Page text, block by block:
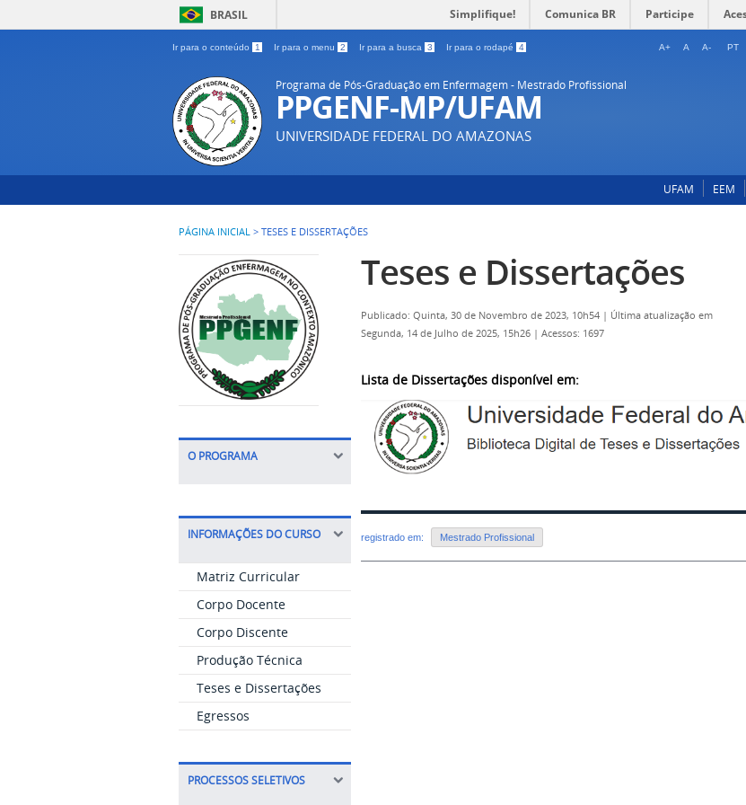
BRASIL Simplifique! Comunica BR Participe
Ir para o conteúdo 1 Ir para o menu 2 Ir para a busca 3 Ir para o rodapé 4 A+ A A- PT
Programa de Pós-Graduação em Enfermagem - Mestrado Profissional
PPGENF-MP/UFAM
UNIVERSIDADE FEDERAL DO AMAZONAS
UFAM EEM
PÁGINA INICIAL > TESES E DISSERTAÇÕES
O PROGRAMA
INFORMAÇÕES DO CURSO
Matriz Curricular
Corpo Docente
Corpo Discente
Produção Técnica
Teses e Dissertações
Egressos
PROCESSOS SELETIVOS
Teses e Dissertações
Publicado: Quinta, 30 de Novembro de 2023, 10h54 | Última atualização em
Segunda, 14 de Julho de 2025, 15h26 | Acessos: 1697
Lista de Dissertações disponível em:
registrado em: Mestrado Profissional